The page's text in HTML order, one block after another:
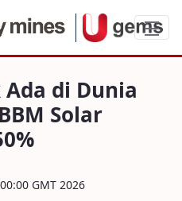
Dunia yang
Ada di Dunia
Solar
GMT 2026